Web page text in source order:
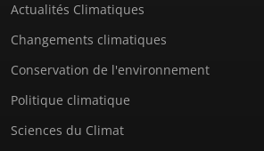
Actualités Climatiques
Changements climatiques
Conservation de l'environnement
Politique climatique
Sciences du Climat